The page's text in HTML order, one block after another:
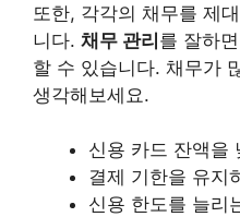
또한, 각각의 채무를 제
니다. 채무 관리를 잘하
할 수 있습니다. 채무가
생각해보세요.
신용 카드 잔액을
결제 기한을 유지
신용 한도를 늘리